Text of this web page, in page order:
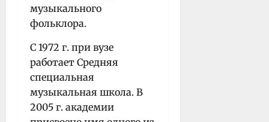
музыкального
фольклора.
С 1972 г. при вузе
работает Средняя
специальная
музыкальная школа. В
2005 г. академии